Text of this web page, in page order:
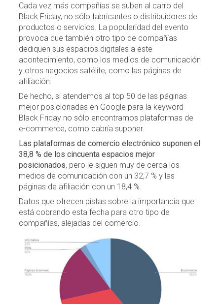
Cada vez más compañías se suben al carro del
Black Friday, no sólo fabricantes o distribuidores de
productos o servicios. La popularidad del evento
provoca que también otro tipo de compañías
dediquen sus espacios digitales a este
acontecimiento, como los medios de comunicación
y otros negocios satélite, como las páginas de
afiliación.
De hecho, si atendemos al top 50 de las páginas
mejor posicionadas en Google para la keyword
Black Friday no sólo encontramos plataformas de
e-commerce, como cabría suponer.
Las plataformas de comercio electrónico suponen el
38,8 % de los cincuenta espacios mejor
posicionados, pero le siguen muy de cerca los
medios de comunicación con un 32,7 % y las
páginas de afiliación con un 18,4 %.
Datos que ofrecen pistas sobre la importancia que
está cobrando esta fecha para otro tipo de
compañías, alejadas del comercio.